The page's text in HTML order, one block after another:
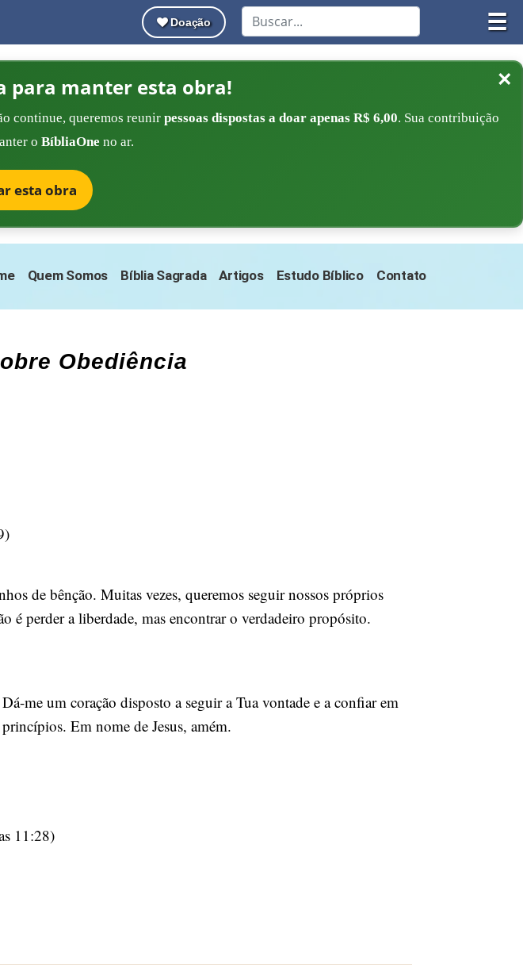
☰
Doação
×
para manter esta obra!
continue, queremos reunir pessoas dispostas a doar apenas R$ 6,00. Sua contribuição
o BíbliaOne no ar.
esta obra
Quem Somos Bíblia Sagrada Artigos Estudo Bíblico Contato
Obediência
de bênção. Muitas vezes, queremos seguir nossos próprios
é perder a liberdade, mas encontrar o verdadeiro propósito.
me um coração disposto a seguir a Tua vontade e a confiar em
Em nome de Jesus, amém.
11:28)